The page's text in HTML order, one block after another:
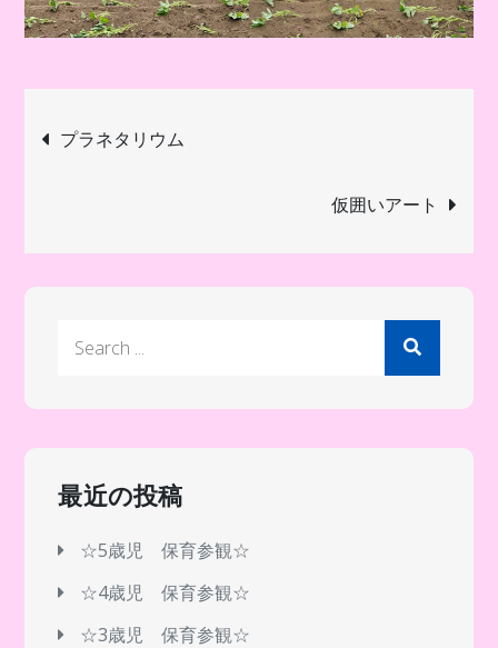
投
ナ
ゲ
ー
シ
ョ
ン
プラネタリウム
仮囲いアート
最近の投稿
☆5歳児 保育参観☆
☆4歳児 保育参観☆
☆3歳児 保育参観☆